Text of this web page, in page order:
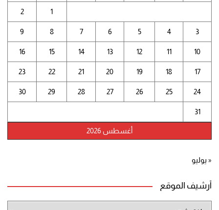
أغسطس 2026
1
2
3
4
5
6
7
8
9
10
11
12
13
14
15
16
17
18
19
20
21
22
23
24
25
26
27
28
29
30
31
« يوليو
أرشيف الموقع